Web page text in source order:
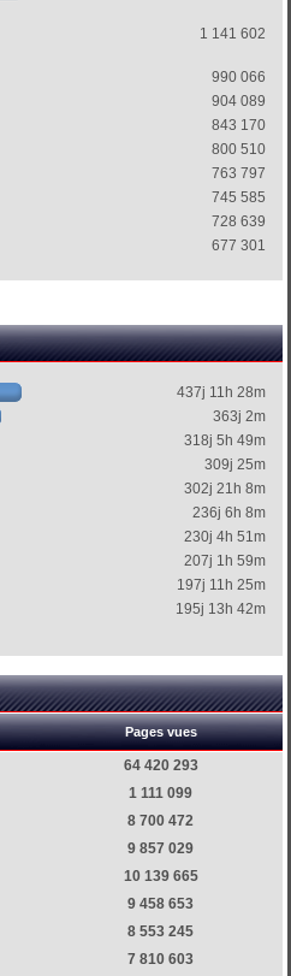
1 141 602
990 066
904 089
843 170
800 510
763 797
745 585
728 639
677 301
437j 11h 28m
363j 2m
318j 5h 49m
309j 25m
302j 21h 8m
236j 6h 8m
230j 4h 51m
207j 1h 59m
197j 11h 25m
195j 13h 42m
Pages vues
64 420 293
1 111 099
8 700 472
9 857 029
10 139 665
9 458 653
8 553 245
7 810 603